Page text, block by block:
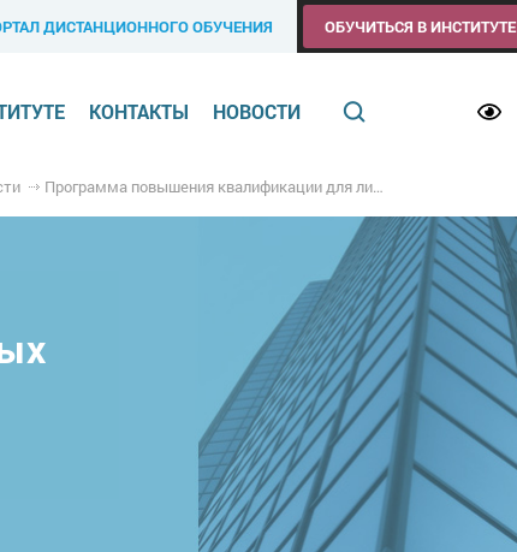
ДИСТАНЦИОННОГО ОБУЧЕНИЯ ОБУЧИТЬСЯ В ИНСТИТУТЕ
КОНТАКТЫ НОВОСТИ
Программа повышения квалификации для лиц, на которых возложена трудовая функция по проведению противопожарного инструктажа